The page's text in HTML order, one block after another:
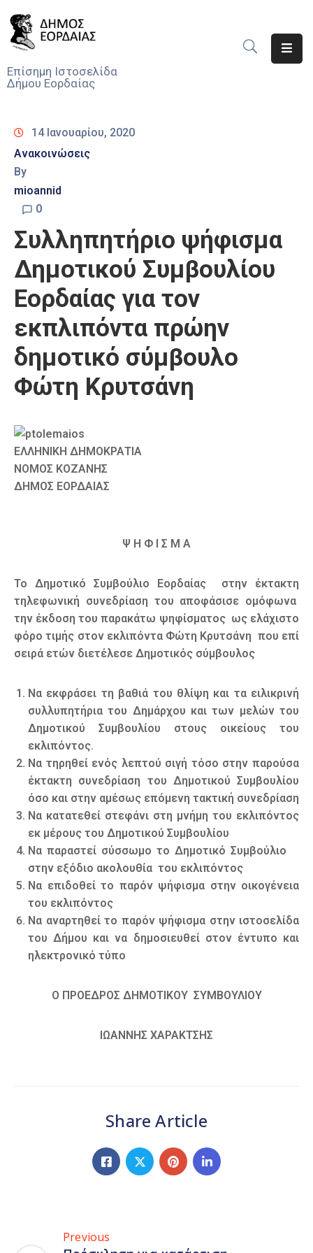
Επίσημη Ιστοσελίδα
Δήμου Εορδαίας
Νέα
Υπηρεσίες
Του
Δήμου
Προσκλήσεις
Αποφάσεις
Τηλέφωνα
Καιρός
14 Ιανουαρίου, 2020
Ανακοινώσεις
By
mioannid
0
Συλληπητήριο ψήφισμα
Δημοτικού Συμβουλίου
Εορδαίας για τον
εκπλιπόντα πρώην
δημοτικό σύμβουλο
Φώτη Κρυτσάνη
ΕΛΛΗΝΙΚΗ ΔΗΜΟΚΡΑΤΙΑ
ΝΟΜΟΣ ΚΟΖΑΝΗΣ
ΔΗΜΟΣ ΕΟΡΔΑΙΑΣ
Ψ Η Φ Ι Σ Μ Α
Το Δημοτικό Συμβούλιο Εορδαίας στην έκτακτη
τηλεφωνική συνεδρίαση του αποφάσισε ομόφωνα
την έκδοση του παρακάτω ψηφίσματος ως ελάχιστο
φόρο τιμής στον εκλιπόντα Φώτη Κρυτσάνη που επί
σειρά ετών διετέλεσε Δημοτικός σύμβουλος
Να εκφράσει τη βαθιά του θλίψη και τα ειλικρινή
συλλυπητήρια του Δημάρχου και των μελών του
Δημοτικού Συμβουλίου στους οικείους του
εκλιπόντος.
Να τηρηθεί ενός λεπτού σιγή τόσο στην παρούσα
έκτακτη συνεδρίαση του Δημοτικού Συμβουλίου
όσο και στην αμέσως επόμενη τακτική συνεδρίαση
Να κατατεθεί στεφάνι στη μνήμη του εκλιπόντος
εκ μέρους του Δημοτικού Συμβουλίου
Να παραστεί σύσσωμο το Δημοτικό Συμβούλιο
στην εξόδιο ακολουθία του εκλιπόντος
Να επιδοθεί το παρόν ψήφισμα στην οικογένεια
του εκλιπόντος
Να αναρτηθεί το παρόν ψήφισμα στην ιστοσελίδα
του Δήμου και να δημοσιευθεί στον έντυπο και
ηλεκτρονικό τύπο
Ο ΠΡΟΕΔΡΟΣ ΔΗΜΟΤΙΚΟΥ ΣΥΜΒΟΥΛΙΟΥ
ΙΩΑΝΝΗΣ ΧΑΡΑΚΤΣΗΣ
Share Article
Previous